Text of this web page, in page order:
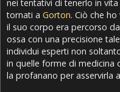
nei tentativi di tenerlo in
tornati a Gorton. Ciò che
il suo corpo era percorso
ossa con una precisione
individui esperti non
in quelle forme di medicina
la profanano per asservirla